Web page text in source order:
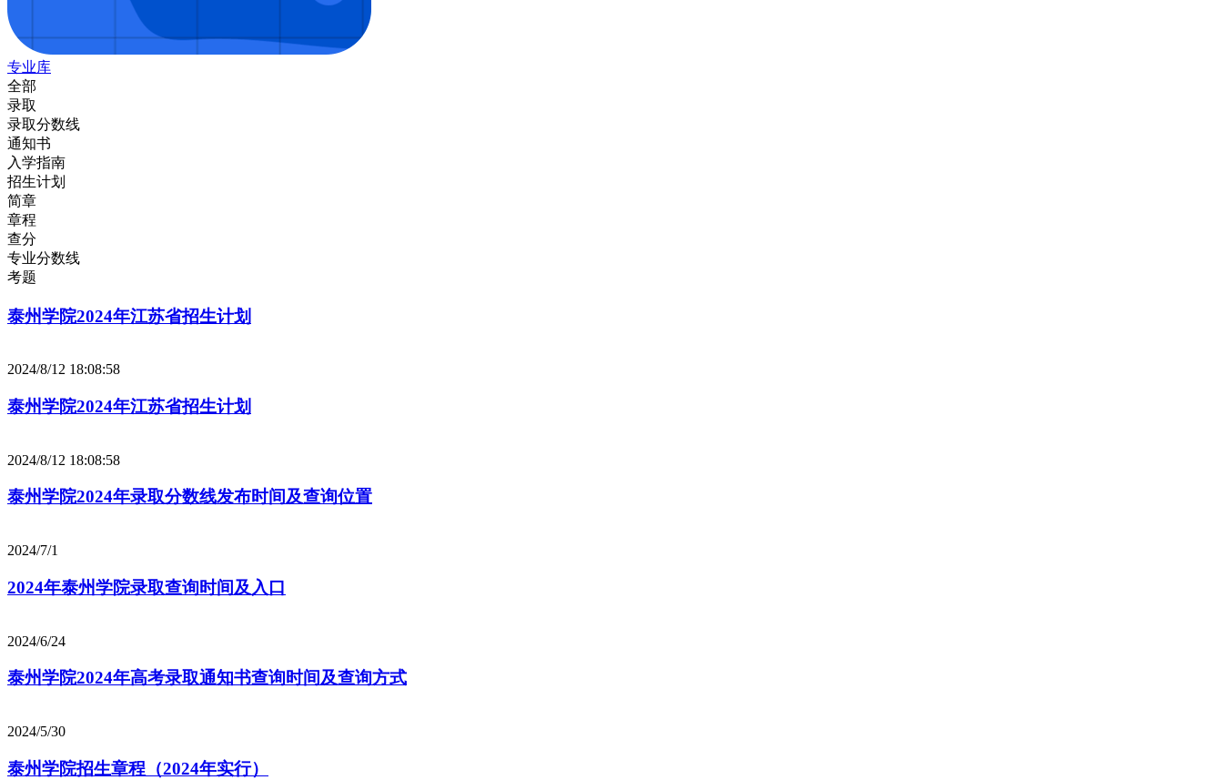
专业库
全部
录取
录取分数线
通知书
入学指南
招生计划
简章
章程
查分
专业分数线
考题
泰州学院2024年江苏省招生计划
2024/8/12 18:08:58
泰州学院2024年江苏省招生计划
2024/8/12 18:08:58
泰州学院2024年录取分数线发布时间及查询位置
2024/7/1
2024年泰州学院录取查询时间及入口
2024/6/24
泰州学院2024年高考录取通知书查询时间及查询方式
2024/5/30
泰州学院招生章程（2024年实行）